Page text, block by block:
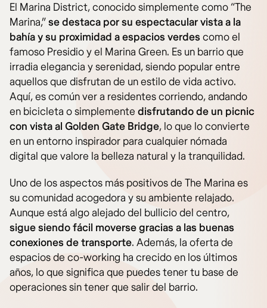
El Marina District, conocido simplemente como “The
Marina,”se destaca por su espectacular vista a la
bahía y su proximidad a espacios verdescomo el
famoso Presidio y el Marina Green. Es un barrio que
irradia elegancia y serenidad, siendo popular entre
aquellos que disfrutan de un estilo de vida activo.
Aquí, es común ver a residentes corriendo, andando
en bicicleta o simplemente disfrutando de un picnic
con vista al Golden Gate Bridge, lo que lo convierte
en un entorno inspirador para cualquier nómada
digital que valore la belleza natural y la tranquilidad.
Uno de los aspectos más positivos de The Marina es
su comunidad acogedora y su ambiente relajado.
Aunque está algo alejado del bullicio del centro,
sigue siendo fácil moverse gracias a las buenas
conexiones de transporte. Además, la oferta de
espacios de co-working ha crecido en los últimos
años, lo que significa que puedes tener tu base de
operaciones sin tener que salir del barrio.